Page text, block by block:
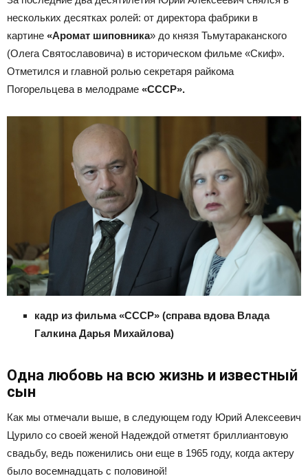
нескольких десятках ролей: от директора фабрики в
картине «Аромат шиповника» до князя Тьмутараканского
(Олега Святославовича) в историческом фильме «Скиф».
Отметился и главной ролью секретаря райкома
Погорельцева в мелодраме «СССР».
кадр из фильма «СССР» (справа вдова Влада
Галкина Дарья Михайлова)
Одна любовь на всю жизнь и известный
сын
Как мы отмечали выше, в следующем году Юрий Алексеевич
Цурило со своей женой Надеждой отметят бриллиантовую
свадьбу, ведь поженились они еще в 1965 году, когда актеру
было восемнадцать с половиной!